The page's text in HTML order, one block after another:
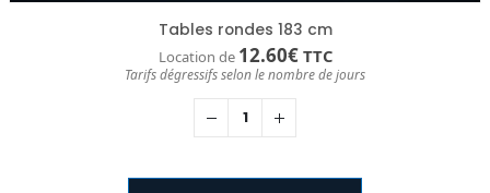
Tables rondes 183 cm
Location de 12.60€ TTC
Tarifs dégressifs selon le nombre de jours